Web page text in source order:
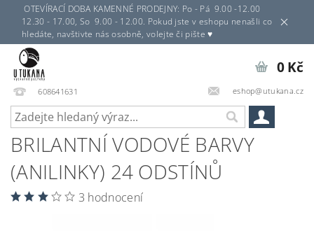
OTEVÍRACÍ DOBA KAMENNÉ PRODEJNY: Po - Pá 9.00 -12.00
12.30 - 17.00, So 9.00 - 12.00. Pokud jste v eshopu nenašli co
hledáte, navštivte nás osobně, volejte či pište ♥
608641631 eshop@utukana.cz
0 Kč
BRILANTNÍ VODOVÉ BARVY
(ANILINKY) 24 ODSTÍNŮ
3 hodnocení